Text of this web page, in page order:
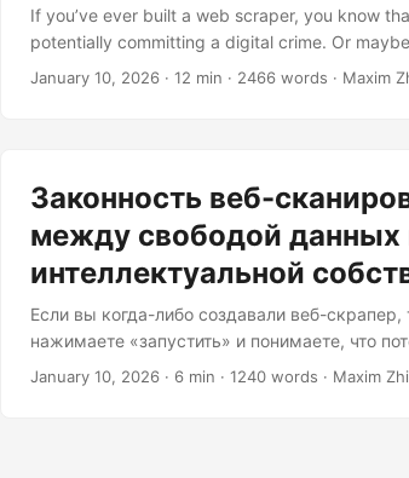
If you’ve ever built a web scraper, you know
potentially committing a digital crime. Or
to the delightfully murky world of web
January 10, 2026 · 12 min · 2466 words · Maxim
Законность веб-
между свободой данных
интеллектуальной
Если вы когда-либо создавали веб-
нажимаете «запустить» и понимаете, что
Или, может быть, нет. Сейчас уже никто
January 10, 2026 · 6 min · 1240 words · Maxim